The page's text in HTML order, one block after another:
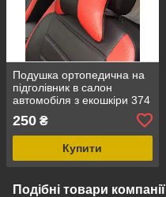
Подушка ортопедична на
підголівник в салон
автомобіля з екошкіри 374
250 ₴
Купити
Подібні товари компанії